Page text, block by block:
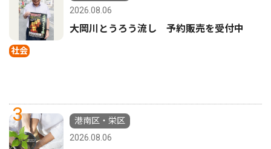
社会
2026.08.06
大岡川とうろう流し 予約販売を受付中
3
港南区・栄区
2026.08.06